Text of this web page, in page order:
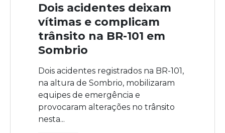
Dois acidentes deixam
vítimas e complicam
trânsito na BR-101 em
Sombrio
Dois acidentes registrados na BR-101,
na altura de Sombrio, mobilizaram
equipes de emergência e
provocaram alterações no trânsito
nesta...